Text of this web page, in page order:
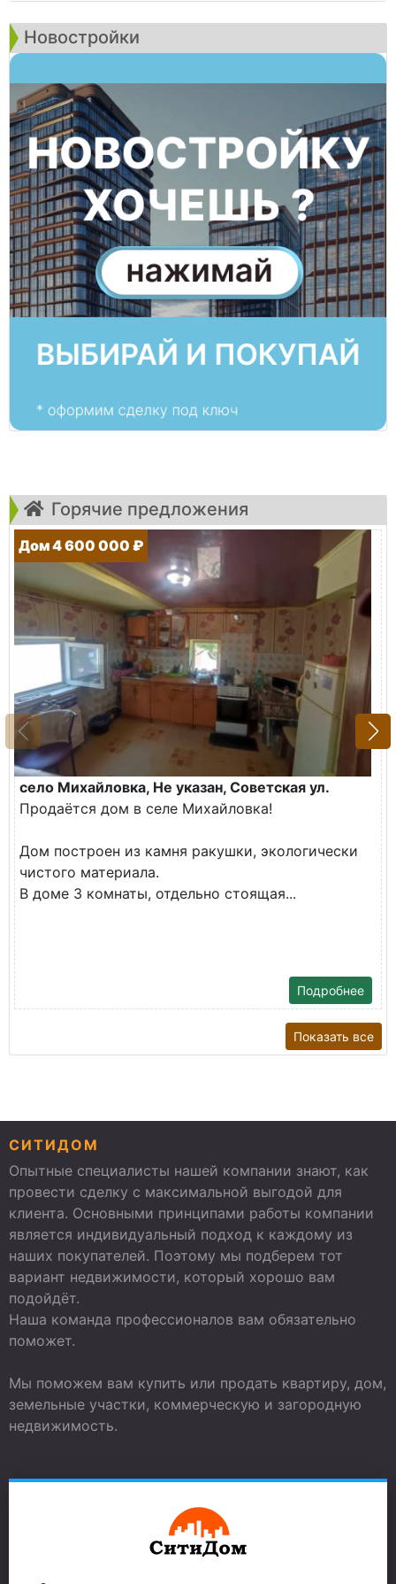
Новостройки
Горячие предложения
Дом 4 600 000 ₽
село Михайловка, Не указан, Советская ул.
Продаётся дом в селе Михайловка!
Дом построен из камня ракушки, экологически
чистого материала.
В доме 3 комнаты, отдельно стоящая...
Подробнее
Показать все
СИТИДОМ
Опытные специалисты нашей компании знают, как
провести сделку с максимальной выгодой для
клиента. Основными принципами работы компании
является индивидуальный подход к каждому из
наших покупателей. Поэтому мы подберем тот
вариант недвижимости, который хорошо вам
подойдёт.
Наша команда профессионалов вам обязательно
поможет.
Мы поможем вам купить или продать квартиру, дом,
земельные участки, коммерческую и загородную
недвижимость.